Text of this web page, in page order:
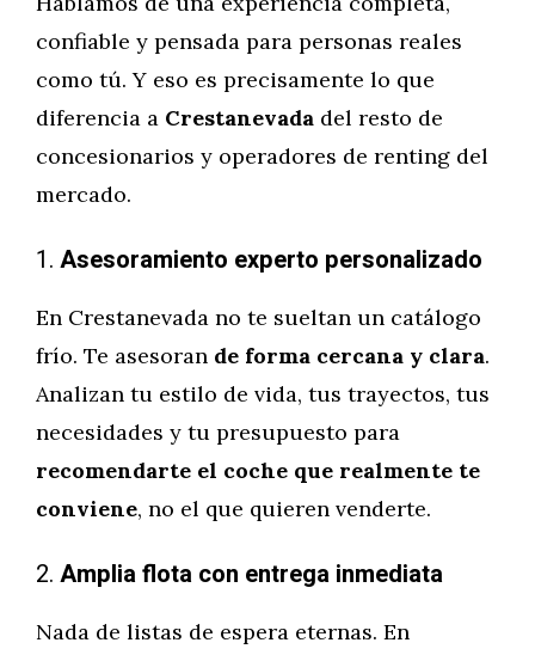
confiable y pensada para personas reales
como tú. Y eso es precisamente lo que
diferencia a Crestanevada del resto de
concesionarios y operadores de renting del
mercado.
1. Asesoramiento experto personalizado
En Crestanevada no te sueltan un catálogo
frío. Te asesoran de forma cercana y clara.
Analizan tu estilo de vida, tus trayectos, tus
necesidades y tu presupuesto para
recomendarte el coche que realmente te
conviene, no el que quieren venderte.
2. Amplia flota con entrega inmediata
Nada de listas de espera eternas. En